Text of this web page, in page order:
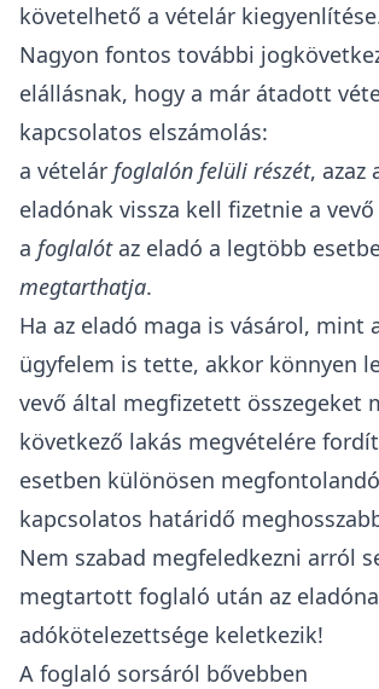
követelhető a vételár
Nagyon fontos további
elállásnak, hogy a már átadott
kapcsolatos elszámolás:
a vételár foglalón felüli részét, azaz
eladónak vissza kell fizetnie a
a foglalót az eladó a legtöbb
megtarthatja.
Ha az eladó maga is vásárol, mint
ügyfelem is tette, akkor könnyen
vevő által megfizetett összegeket
következő lakás megvételére
esetben különösen
kapcsolatos határidő
Nem szabad megfeledkezni arról
megtartott foglaló után az
adókötelezettsége keletkezik!
A foglaló sorsáról bővebben